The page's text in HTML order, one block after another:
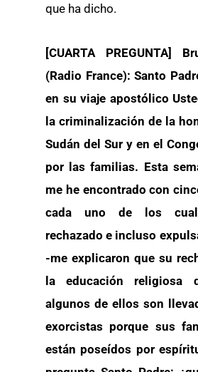
que ha dicho.
[CUARTA PREGUNTA]
(Radio France): Santo
en su viaje apostólico
la criminalización de la
Sudán del Sur y en el
por las familias. Esta
me he encontrado con
cada uno de los
rechazado e incluso
-me explicaron que su
la educación religiosa
algunos de ellos son
exorcistas porque sus
están poseídos por